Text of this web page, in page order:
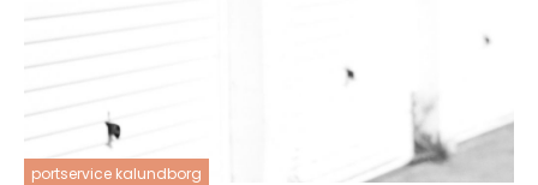
portservice kalundborg